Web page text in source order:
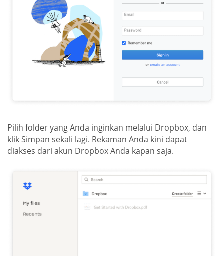
Pilih folder yang Anda inginkan melalui Dropbox, dan
klik Simpan sekali lagi. Rekaman Anda kini dapat
diakses dari akun Dropbox Anda kapan saja.